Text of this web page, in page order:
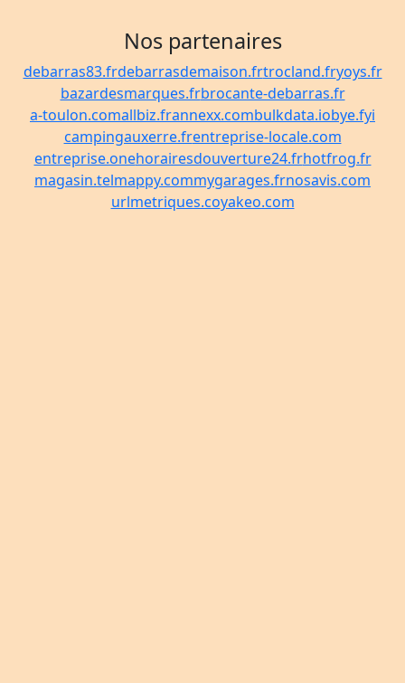
Nos partenaires
debarras83.frdebarrasdemaison.frtrocland.fryoys.fr
bazardesmarques.frbrocante-debarras.fr
a-toulon.comallbiz.frannexx.combulkdata.iobye.fyi
campingauxerre.frentreprise-locale.com
entreprise.onehorairesdouverture24.frhotfrog.fr
magasin.telmappy.commygarages.frnosavis.com
urlmetriques.coyakeo.com